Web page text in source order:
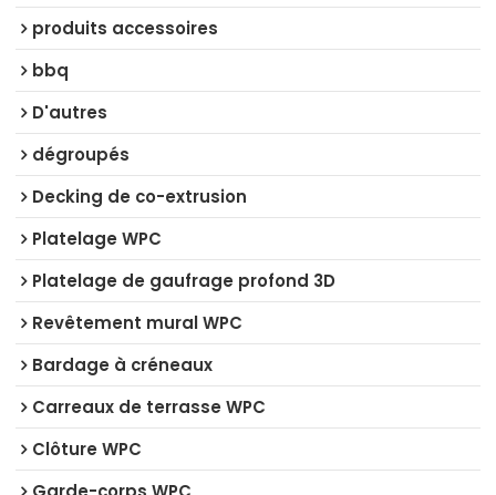
produits accessoires
bbq
D'autres
dégroupés
Decking de co-extrusion
Platelage WPC
Platelage de gaufrage profond 3D
Revêtement mural WPC
Bardage à créneaux
Carreaux de terrasse WPC
Clôture WPC